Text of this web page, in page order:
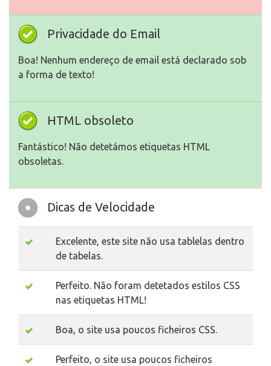
Privacidade do Email
Boa! Nenhum endereço de email está declarado sob
a forma de texto!
HTML obsoleto
Fantástico! Não detetámos etiquetas HTML
obsoletas.
Dicas de Velocidade
Excelente, este site não usa tablelas dentro
de tabelas.
Perfeito. Não foram detetados estilos CSS
nas etiquetas HTML!
Boa, o site usa poucos ficheiros CSS.
Perfeito, o site usa poucos ficheiros